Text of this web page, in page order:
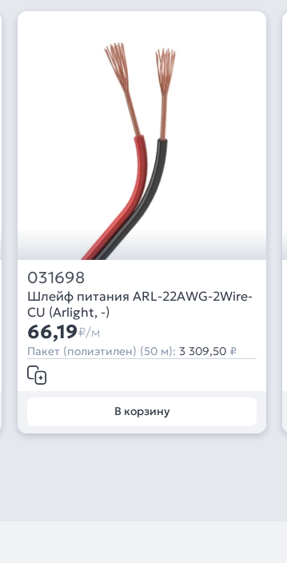
031698
Шлейф питания ARL-22AWG-2Wire-
CU (Arlight, -)
66,19₽/м
Пакет (полиэтилен) (50 м): 3 309,50 ₽
В корзину